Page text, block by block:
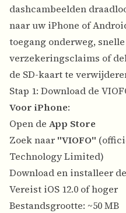
dashcambeelden
naar uw iPhone of
toegang onderweg,
verzekeringsclaims of
de SD-kaart te
Stap 1: Download de
Voor iPhone:
Open de App Store
Zoek naar "VIOFO"
Technology Limited)
Download en installeer
Vereist iOS 12.0 of hoger
Bestandsgrootte: ~50 MB